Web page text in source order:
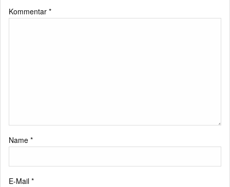
Kommentar *
Name *
E-Mail *